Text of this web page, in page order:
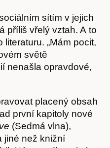
sítím v jejich
příliš vřelý vztah. A to
„Mám pocit,
světě
nenašla opravdové,
placený obsah
první kapitoly nové
(Sedmá vlna),
jiné než knižní